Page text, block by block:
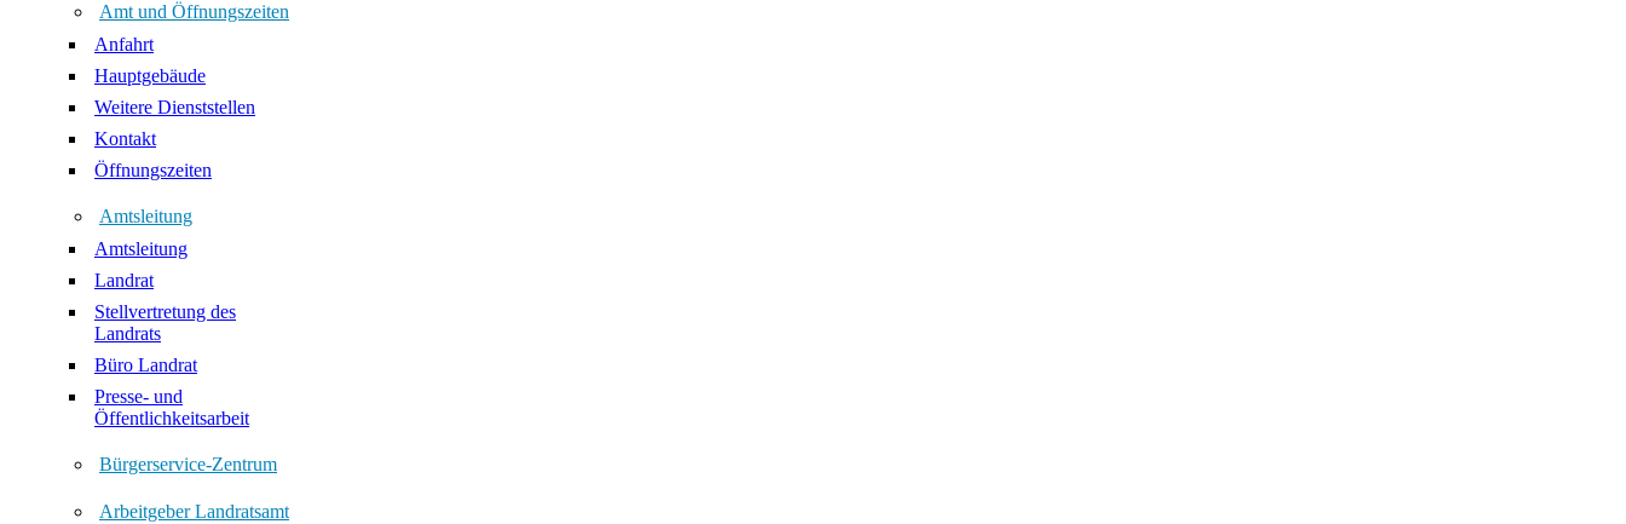
Amt und Öffnungszeiten
Anfahrt
Hauptgebäude
Weitere Dienststellen
Kontakt
Öffnungszeiten
Amtsleitung
Amtsleitung
Landrat
Stellvertretung des
Landrats
Büro Landrat
Presse- und
Öffentlichkeitsarbeit
Bürgerservice-Zentrum
Arbeitgeber Landratsamt